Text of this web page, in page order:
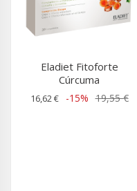
Eladiet Fitoforte
Cúrcuma
16,62 € -15% 19,55 €